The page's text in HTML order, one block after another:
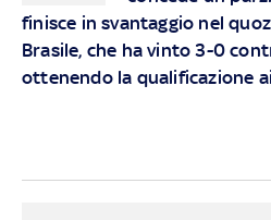
finisce in svantaggio nel
Brasile, che ha vinto 3-0
ottenendo la qualificazione ai